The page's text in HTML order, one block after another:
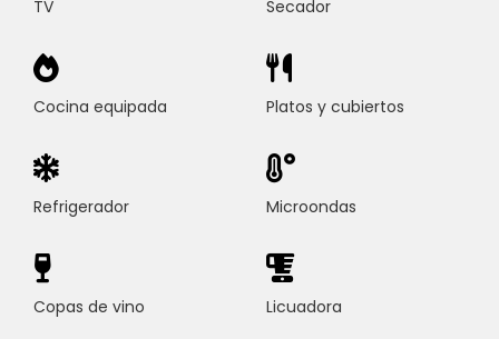
TV Secador
Cocina equipada Platos y cubiertos
Refrigerador Microondas
Copas de vino Licuadora